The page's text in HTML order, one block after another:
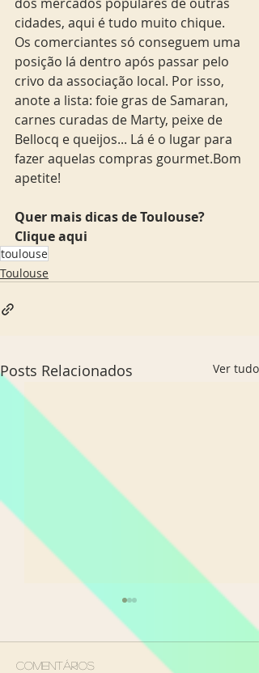
cidades, aqui é tudo muito chique.
Os comerciantes só conseguem uma
posição lá dentro após passar pelo
crivo da associação local. Por isso,
anote a lista: foie gras de Samaran,
carnes curadas de Marty, peixe de
Bellocq e queijos... Lá é o lugar para
fazer aquelas compras gourmet.Bom
apetite!
Quer mais dicas de Toulouse?
Clique aqui
toulouse
Toulouse
Posts Relacionados Ver tudo
Comentários